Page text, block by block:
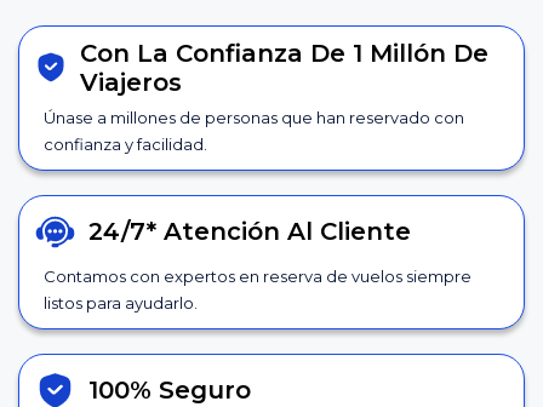
Con La Confianza De 1 Millón De
Viajeros
Únase a millones de personas que han reservado con
confianza y facilidad.
24/7* Atención Al Cliente
Contamos con expertos en reserva de vuelos siempre
listos para ayudarlo.
100% Seguro